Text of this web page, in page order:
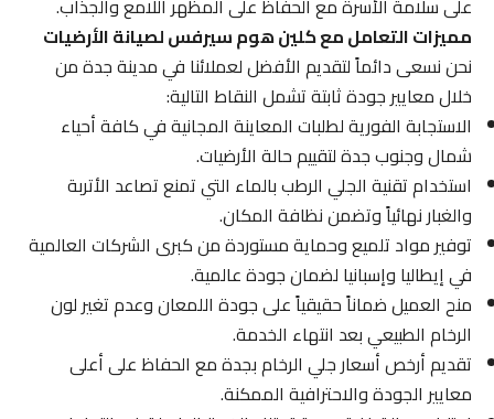
على سلامة الأسرة مع الحفاظ على المظهر اللامع والجذاب.
مميزات التعامل مع كلين هوم سيرفس لصيانة الأرضيات
نحن نسعى دائماً لتقديم الأفضل لعملائنا في مدينة جدة من
خلال معايير جودة ثابتة تشمل النقاط التالية:
الاستجابة الفورية لطلبات المعاينة المجانية في كافة أحياء
شمال وجنوب جدة لتقييم حالة الأرضيات.
استخدام تقنية الجلي الرطب بالماء التي تمنع تصاعد الأتربة
والغبار نهائياً وتضمن نظافة المكان.
توفير مواد تلميع وحماية مستوردة من كبرى الشركات العالمية
في إيطاليا وإسبانيا لضمان جودة عالمية.
منح العميل ضماناً حقيقياً على جودة اللمعان وعدم تغير لون
الرخام الطبيعي بعد انتهاء الخدمة.
تقديم أرخص أسعار جلي الرخام بجدة مع الحفاظ على أعلى
معايير الجودة والاحترافية الممكنة.